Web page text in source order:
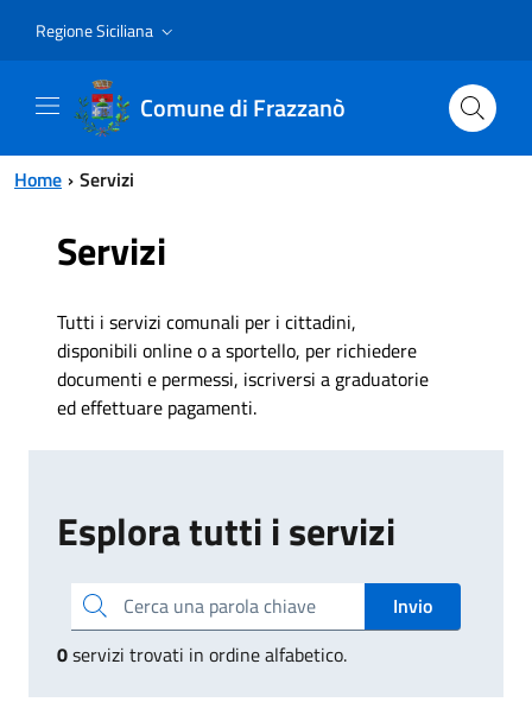
Regione Siciliana
Comune di Frazzanò
Home Servizi
Servizi
Tutti i servizi comunali per i cittadini,
disponibili online o a sportello, per richiedere
documenti e permessi, iscriversi a graduatorie
ed effettuare pagamenti.
Esplora tutti i servizi
Cerca una parola chiave
Invio
0servizi trovati in ordine alfabetico.